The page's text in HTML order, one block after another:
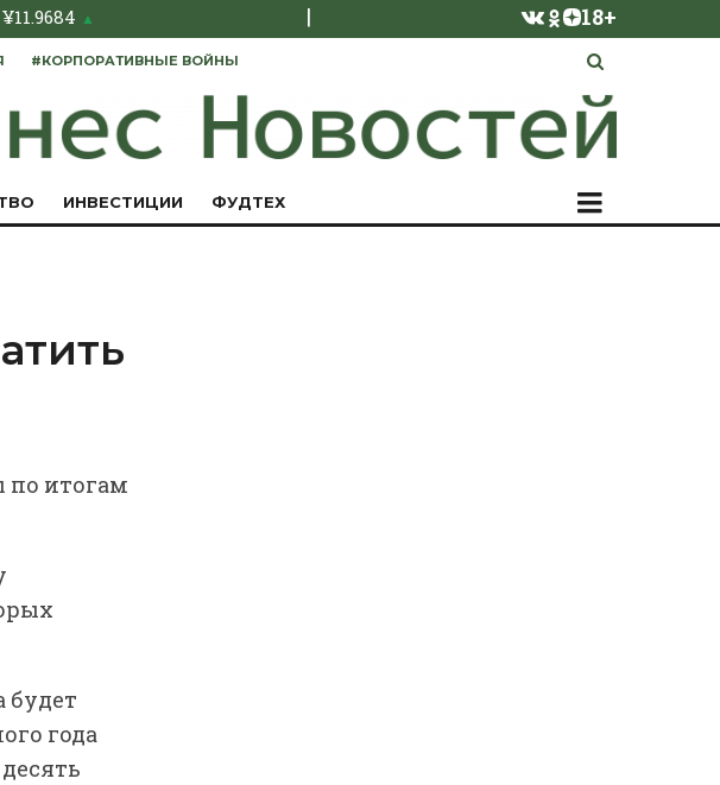
¥11.9684 ▲ | 18+
#КОРПОРАТИВНЫЕ ВОЙНЫ
ИНВЕСТИЦИИ ФУДТЕХ
по итогам
будет
года